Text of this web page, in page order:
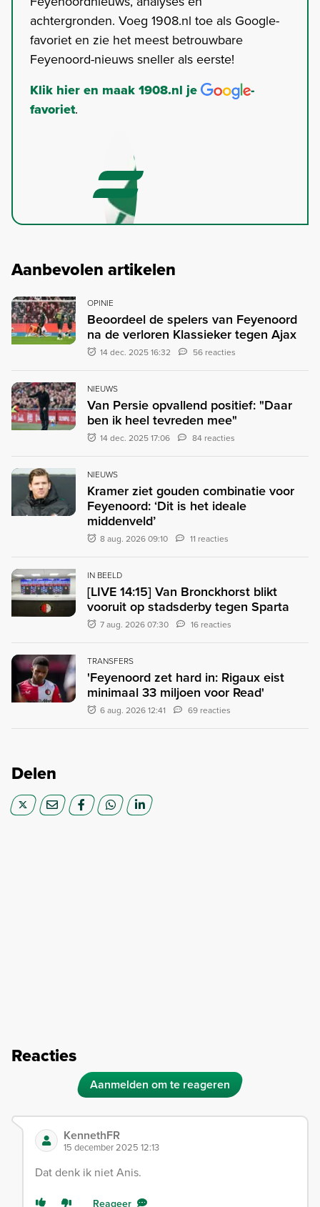
achtergronden. Voeg 1908.nl toe als Google-
favoriet en zie het meest betrouwbare
Feyenoord-nieuws sneller als eerste!
Klik hier en maak 1908.nl je
-
favoriet.
Aanbevolen artikelen
OPINIE
Beoordeel de spelers van Feyenoord
na de verloren Klassieker tegen Ajax
14 dec. 2025 16:32 56 reacties
NIEUWS
Van Persie opvallend positief: "Daar
ben ik heel tevreden mee"
14 dec. 2025 17:06 84 reacties
NIEUWS
Kramer ziet gouden combinatie voor
Feyenoord: ‘Dit is het ideale
middenveld’
8 aug. 2026 09:10 11 reacties
IN BEELD
[LIVE 14:15] Van Bronckhorst blikt
vooruit op stadsderby tegen Sparta
7 aug. 2026 07:30 16 reacties
TRANSFERS
'Feyenoord zet hard in: Rigaux eist
minimaal 33 miljoen voor Read'
6 aug. 2026 12:41 69 reacties
Delen
Reacties
Aanmelden om te reageren
KennethFR
15 december 2025 12:13
Dat denk ik niet Anis.
Reageer